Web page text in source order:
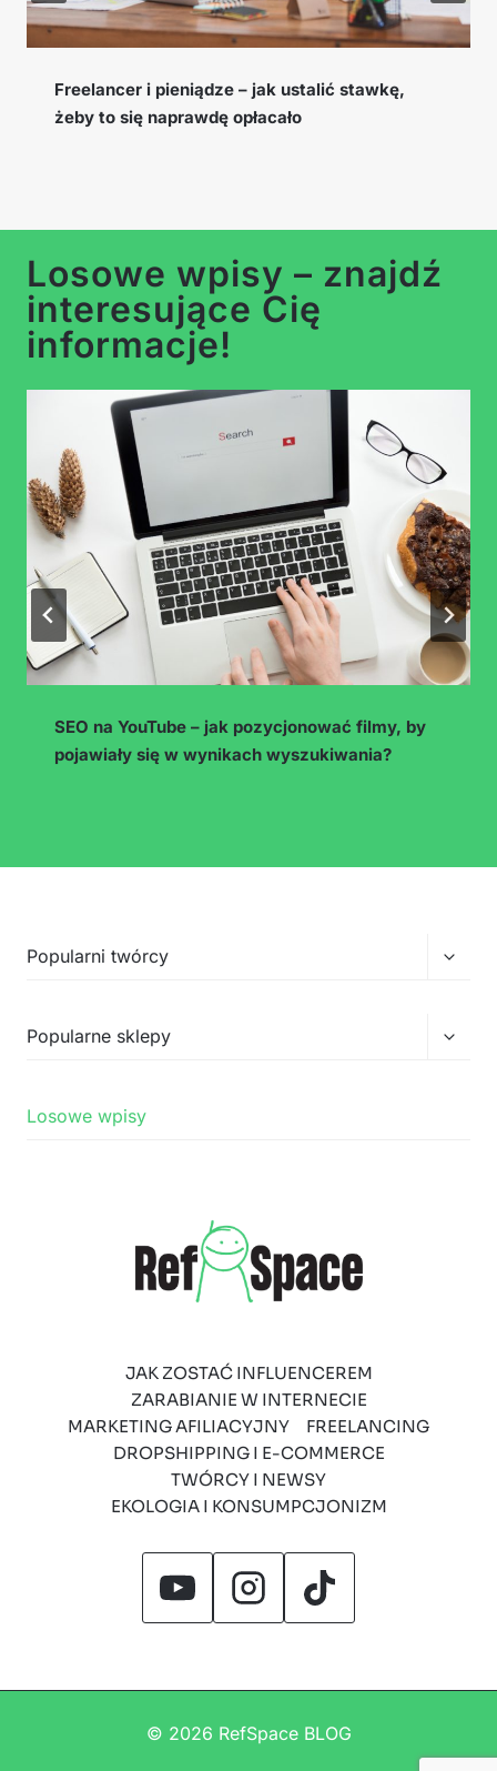
Cookie window, EPC i konwersja – słowniczek
pojęć afiliacyjnych, które musisz znać
Losowe wpisy – znajdź
interesujące Cię
informacje!
Trendy w social mediach 2025 – co będzie
działać, a co straci sens już za chwilę?
Popularni twórcy
Popularne sklepy
Losowe wpisy
JAK ZOSTAĆ INFLUENCEREM
ZARABIANIE W INTERNECIE
MARKETING AFILIACYJNY
FREELANCING
DROPSHIPPING I E-COMMERCE
TWÓRCY I NEWSY
EKOLOGIA I KONSUMPCJONIZM
© 2026 RefSpace BLOG